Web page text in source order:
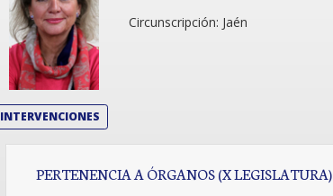
Circunscripción: Jaén
INTERVENCIONES
PERTENENCIA A ÓRGANOS (X LEGISLATURA)